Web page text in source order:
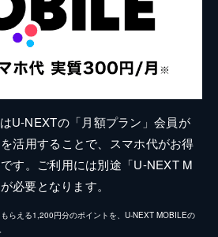
U-NEXTの「月額プラン」会員が
活用することで、スマホ代がお得
す。ご利用には別途「U-NEXT M
必要となります。
らえる1,200円分のポイントを、U-NEXT MOBILEの